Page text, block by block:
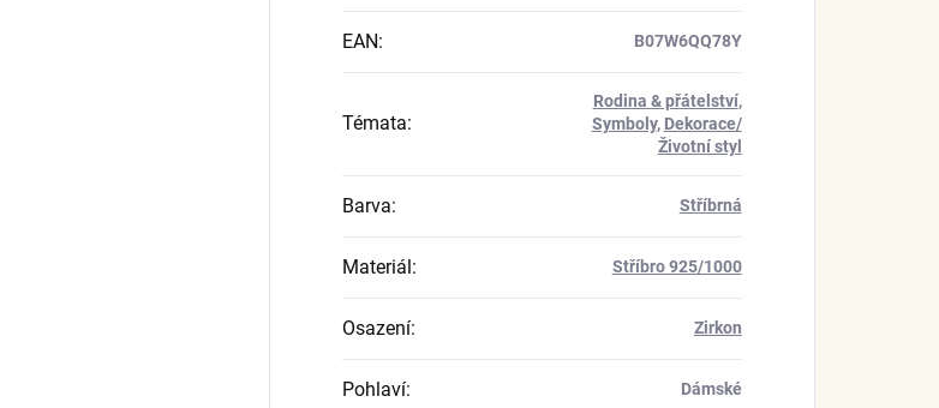
EAN: B07W6QQ78Y
Témata:
Rodina & přátelství,
Symboly, Dekorace/
Životní styl
Barva: Stříbrná
Materiál : Stříbro 925/1000
Osazení: Zirkon
Pohlaví: Dámské